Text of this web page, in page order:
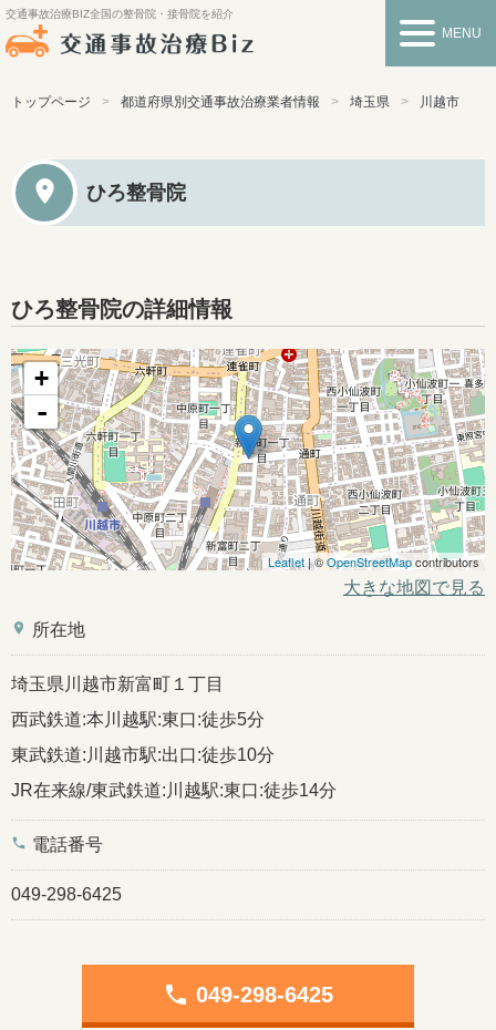
交通事故治療BIZ全国の整骨院・接骨院を紹介
MENU
トップページ 都道府県別交通事故治療業者情報 埼玉県 川越市
ひろ整骨院
ひろ整骨院の詳細情報
+
-
Leaflet| ©OpenStreetMapcontributors
大きな地図で見る
place 所在地
埼玉県川越市新富町１丁目
西武鉄道:本川越駅:東口:徒歩5分
東武鉄道:川越市駅:出口:徒歩10分
JR在来線/東武鉄道:川越駅:東口:徒歩14分
phone 電話番号
049-298-6425
phone 049-298-6425